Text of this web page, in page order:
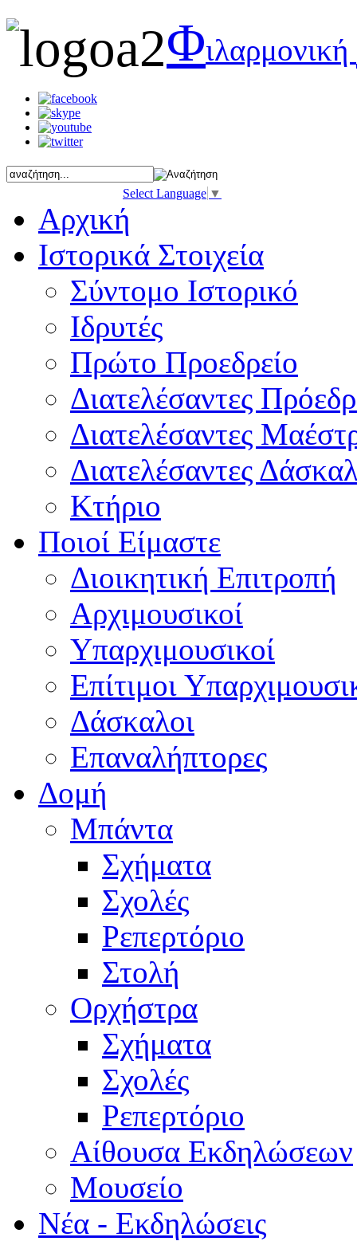
Φιλαρμονική
Select Language ▼
Αρχική
Ιστορικά Στοιχεία
Σύντομο Ιστορικό
Ιδρυτές
Πρώτο Προεδρείο
Διατελέσαντες
Διατελέσαντες
Διατελέσαντες
Κτήριο
Ποιοί Είμαστε
Διοικητική Επιτροπή
Aρχιμουσικοί
Υπαρχιμουσικοί
Επίτιμοι
Δάσκαλοι
Επαναλήπτορες
Δομή
Μπάντα
Σχήματα
Σχολές
Ρεπερτόριο
Στολή
Ορχήστρα
Σχήματα
Σχολές
Ρεπερτόριο
Aίθουσα Εκδηλώσεων
Μουσείο
Νέα - Εκδηλώσεις